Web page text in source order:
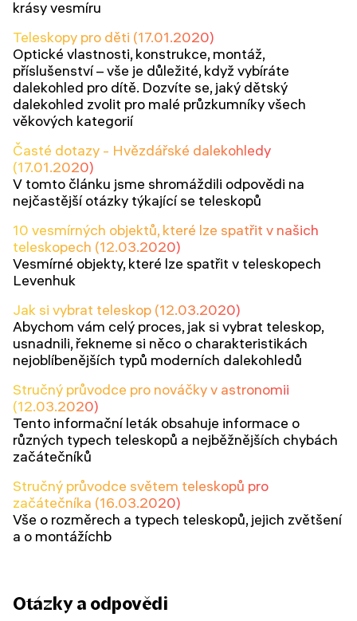
krásy vesmíru
Teleskopy pro děti (17.01.2020)
Optické vlastnosti, konstrukce, montáž,
příslušenství – vše je důležité, když vybíráte
dalekohled pro dítě. Dozvíte se, jaký dětský
dalekohled zvolit pro malé průzkumníky všech
věkových kategorií
Časté dotazy - Hvězdářské dalekohledy
(17.01.2020)
V tomto článku jsme shromáždili odpovědi na
nejčastější otázky týkající se teleskopů
10 vesmírných objektů, které lze spatřit v našich
teleskopech (12.03.2020)
Vesmírné objekty, které lze spatřit v teleskopech
Levenhuk
Jak si vybrat teleskop (12.03.2020)
Abychom vám celý proces, jak si vybrat teleskop,
usnadnili, řekneme si něco o charakteristikách
nejoblíbenějších typů moderních dalekohledů
Stručný průvodce pro nováčky v astronomii
(12.03.2020)
Tento informační leták obsahuje informace o
různých typech teleskopů a nejběžnějších chybách
začátečníků
Stručný průvodce světem teleskopů pro
začátečníka (16.03.2020)
Vše o rozměrech a typech teleskopů, jejich zvětšení
a o montážíchb
Otázky a odpovědi